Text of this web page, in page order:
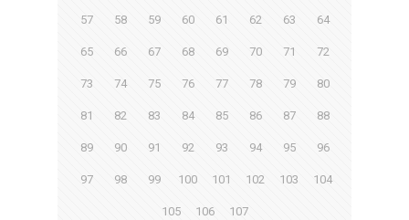
57 58 59 60 61 62 63 64
65 66 67 68 69 70 71 72
73 74 75 76 77 78 79 80
81 82 83 84 85 86 87 88
89 90 91 92 93 94 95 96
97 98 99 100 101 102 103 104
105 106 107